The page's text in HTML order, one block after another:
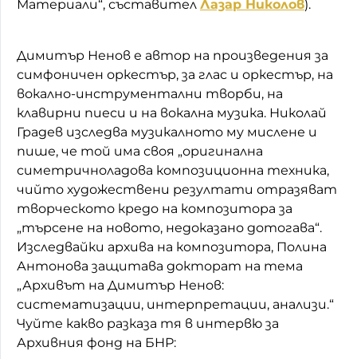
Материали“, съставител Лазар Николов).
Димитър Ненов е автор на произведения за
симфоничен оркестър, за глас и оркестър, на
вокално-инструментални творби, на
клавирни пиеси и на вокална музика. Николай
Градев изследва музикалното му мислене и
пише, че той има своя „оригинална
симетричноладова композиционна техника,
чийто художествени резултати отразяват
творческото кредо на композитора за
„търсене на новото, недоказано дотогава“.
Изследвайки архива на композитора, Полина
Антонова защитава докторат на тема
„Архивът на Димитър Ненов:
систематизации, интерпретации, анализи.“
Чуйте какво разказа тя в интервю за
Архивния фонд на БНР: